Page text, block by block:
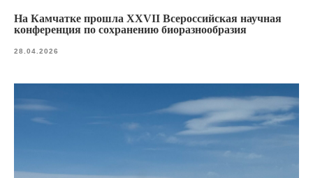
На Камчатке прошла XXVII Всероссийская научная
конференция по сохранению биоразнообразия
28.04.2026